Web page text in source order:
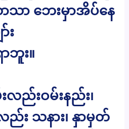
သာ ဘေးမှာအိပ်နေ
း
ဘူး။
လည်းဝမ်းနည်း၊
သနား၊ နှာမှတ်